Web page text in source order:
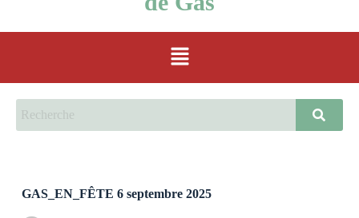
GAS_EN_FÊTE 6 septembre 2025